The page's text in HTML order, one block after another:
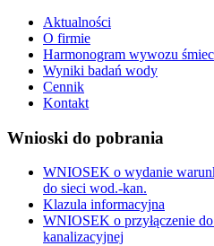
Aktualności
O firmie
Harmonogram wywozu
Wyniki badań wody
Cennik
Kontakt
Wnioski do pobrania
WNIOSEK o wydanie
do sieci wod.-kan.
Klazula informacyjna
WNIOSEK o przyłączenie
kanalizacyjnej